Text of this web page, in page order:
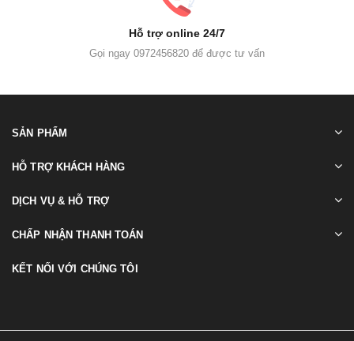
Hỗ trợ online 24/7
Gọi ngay 0972456820 để được tư vấn
SẢN PHẨM
HỖ TRỢ KHÁCH HÀNG
DỊCH VỤ & HỖ TRỢ
CHẤP NHẬN THANH TOÁN
KẾT NỐI VỚI CHÚNG TÔI